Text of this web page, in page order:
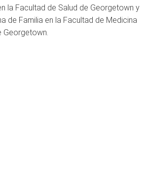
la Facultad de Salud de Georgetown y
de Familia en la Facultad de Medicina
Georgetown.